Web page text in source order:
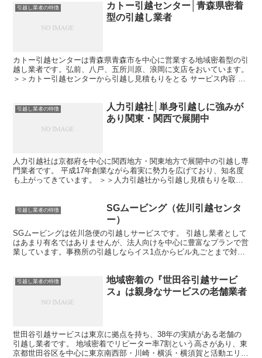
引越し業者の特徴
カトー引越センター│青森県密着
型の引越し業者
カトー引越センターは青森県青森市を中心に営業する地域密着型の引
越し業者です。弘前、八戸、五所川原、浪岡に支店をおいています。
＞＞カトー引越センターから引越し見積もりをとる サービス内容 学
引越し業者の特徴
人力引越社│単身引越しに強みが
あり関東・関西で展開中
人力引越社は京都府を中心に関西地方・関東地方で展開中の引越し専
門業者です。 平成17年創業ながら着実に勢力を広げており、知名度
も上がってきています。 ＞＞人力引越社から引越し見積もりを取る
引越し業者の特徴
SGムービング（佐川引越センタ
ー）
SGムービングは佐川急便の引越しサービスです。 引越し業者として
はあまり有名ではありませんが、法人向けを中心に豊富なプランで営
業しています。事務所の引越しならイス1点からビル丸ごとまで対
引越し業者の特徴
地域密着の『世田谷引越サービ
ス』は親身なサービスの老舗業者
世田谷引越サービスは東京に拠点を持ち、38年の実績がある老舗の
引越し業者です。 地域密着でリピーター率7割という高さがあり、東
京都世田谷区を中心に東京南西部・川崎・横浜・横須賀と活動エリア